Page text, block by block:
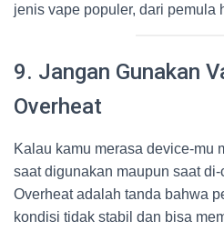
jenis vape populer, dari pemula
9. Jangan Gunakan
Overheat
Kalau kamu merasa device-
saat digunakan maupun saat
Overheat adalah tanda bahwa
kondisi tidak stabil dan bisa